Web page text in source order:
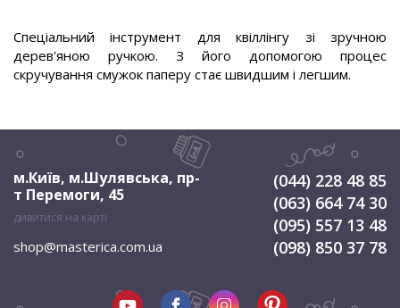
Спеціальний інструмент для квіллінгу зі зручною
дерев'яною ручкою. З його допомогою процес
скручування смужок паперу стає швидшим і легшим.
м.Київ, м.Шулявська, пр-
т Перемоги, 45
дивитися на карті
shop@masterica.com.ua
(044) 228 48 85
(063) 664 74 30
(095) 557 13 48
(098) 850 37 78